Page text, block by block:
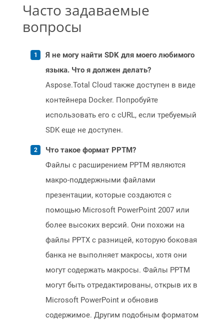
Часто задаваемые
вопросы
Я не могу найти SDK для моего любимого
языка. Что я должен делать?
Aspose.Total Cloud также доступен в виде
контейнера Docker. Попробуйте
использовать его с cURL, если требуемый
SDK еще не доступен.
Что такое формат PPTM?
Файлы с расширением PPTM являются
макро-поддержными файлами
презентации, которые создаются с
помощью Microsoft PowerPoint 2007 или
более высоких версий. Они похожи на
файлы PPTX с разницей, которую боковая
банка не выполняет макросы, хотя они
могут содержать макросы. Файлы PPTM
могут быть отредактированы, открыв их в
Microsoft PowerPoint и обновив
содержимое. Другим подобным форматом